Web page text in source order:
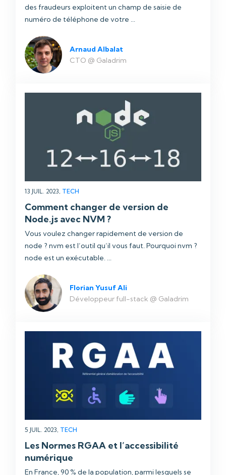
des fraudeurs exploitent un champ de saisie de
numéro de téléphone de votre ...
Arnaud Albalat
CTO @ Galadrim
13 JUIL. 2023, TECH
Comment changer de version de
Node.js avec NVM ?
Vous voulez changer rapidement de version de
node ? nvm est l’outil qu’il vous faut. Pourquoi nvm ?
node est un exécutable. ...
Florian Yusuf Ali
Développeur full-stack @ Galadrim
5 JUIL. 2023, TECH
Les Normes RGAA et l’accessibilité
numérique
En France, 90 % de la population, parmi lesquels se